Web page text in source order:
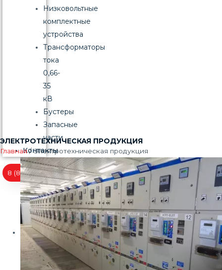
Низковольтные
комплектные
устройства
Трансформаторы
тока
0,66-
35
кВ
Бустеры
Запасные
части
Контакты
8 (846) 244-40-44
ЭЛЕКТРОТЕХНИЧЕСКАЯ ПРОДУКЦИЯ
Главная/ Электротехническая продукция